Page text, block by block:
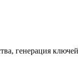
генерация